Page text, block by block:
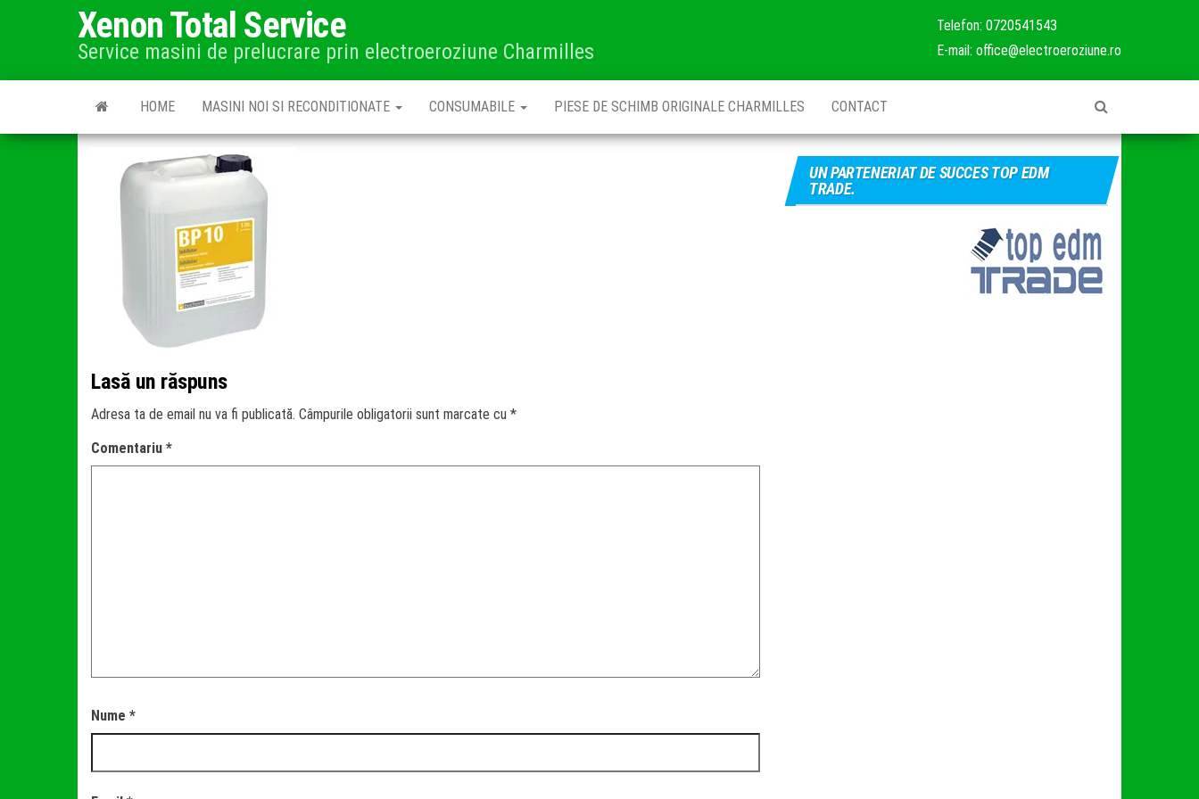
content
Xenon Total Service
Service masini de prelucrare prin electroeroziune Charmilles
HOME MASINI NOI SI RECONDITIONATE CONSUMABILE PIESE DE SCHIMB ORIGINALE CHARMILLES CONTACT
Lasă un răspuns
Adresa ta de email nu va fi publicată. Câmpurile obligatorii sunt marcate cu *
Comentariu *
Nume *
UN PARTENERIAT DE SUCCES TOP EDM
TRADE.